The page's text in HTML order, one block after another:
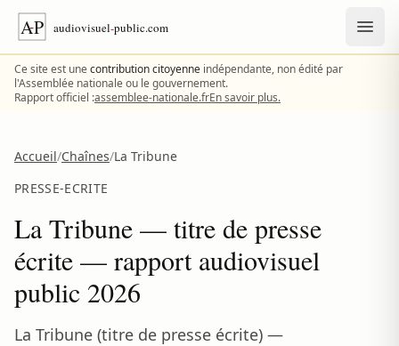
Aller au contenu
Ce site est unecontribution citoyenne indépendante, non édité par
l'Assemblée nationale ou le gouvernement.
Rapport officiel :assemblee-nationale.frEn savoir plus.
Accueil/Chaînes/La Tribune
PRESSE-ECRITE
La Tribune — titre de presse
écrite — rapport audiovisuel
public 2026
La Tribune (titre de presse écrite) —